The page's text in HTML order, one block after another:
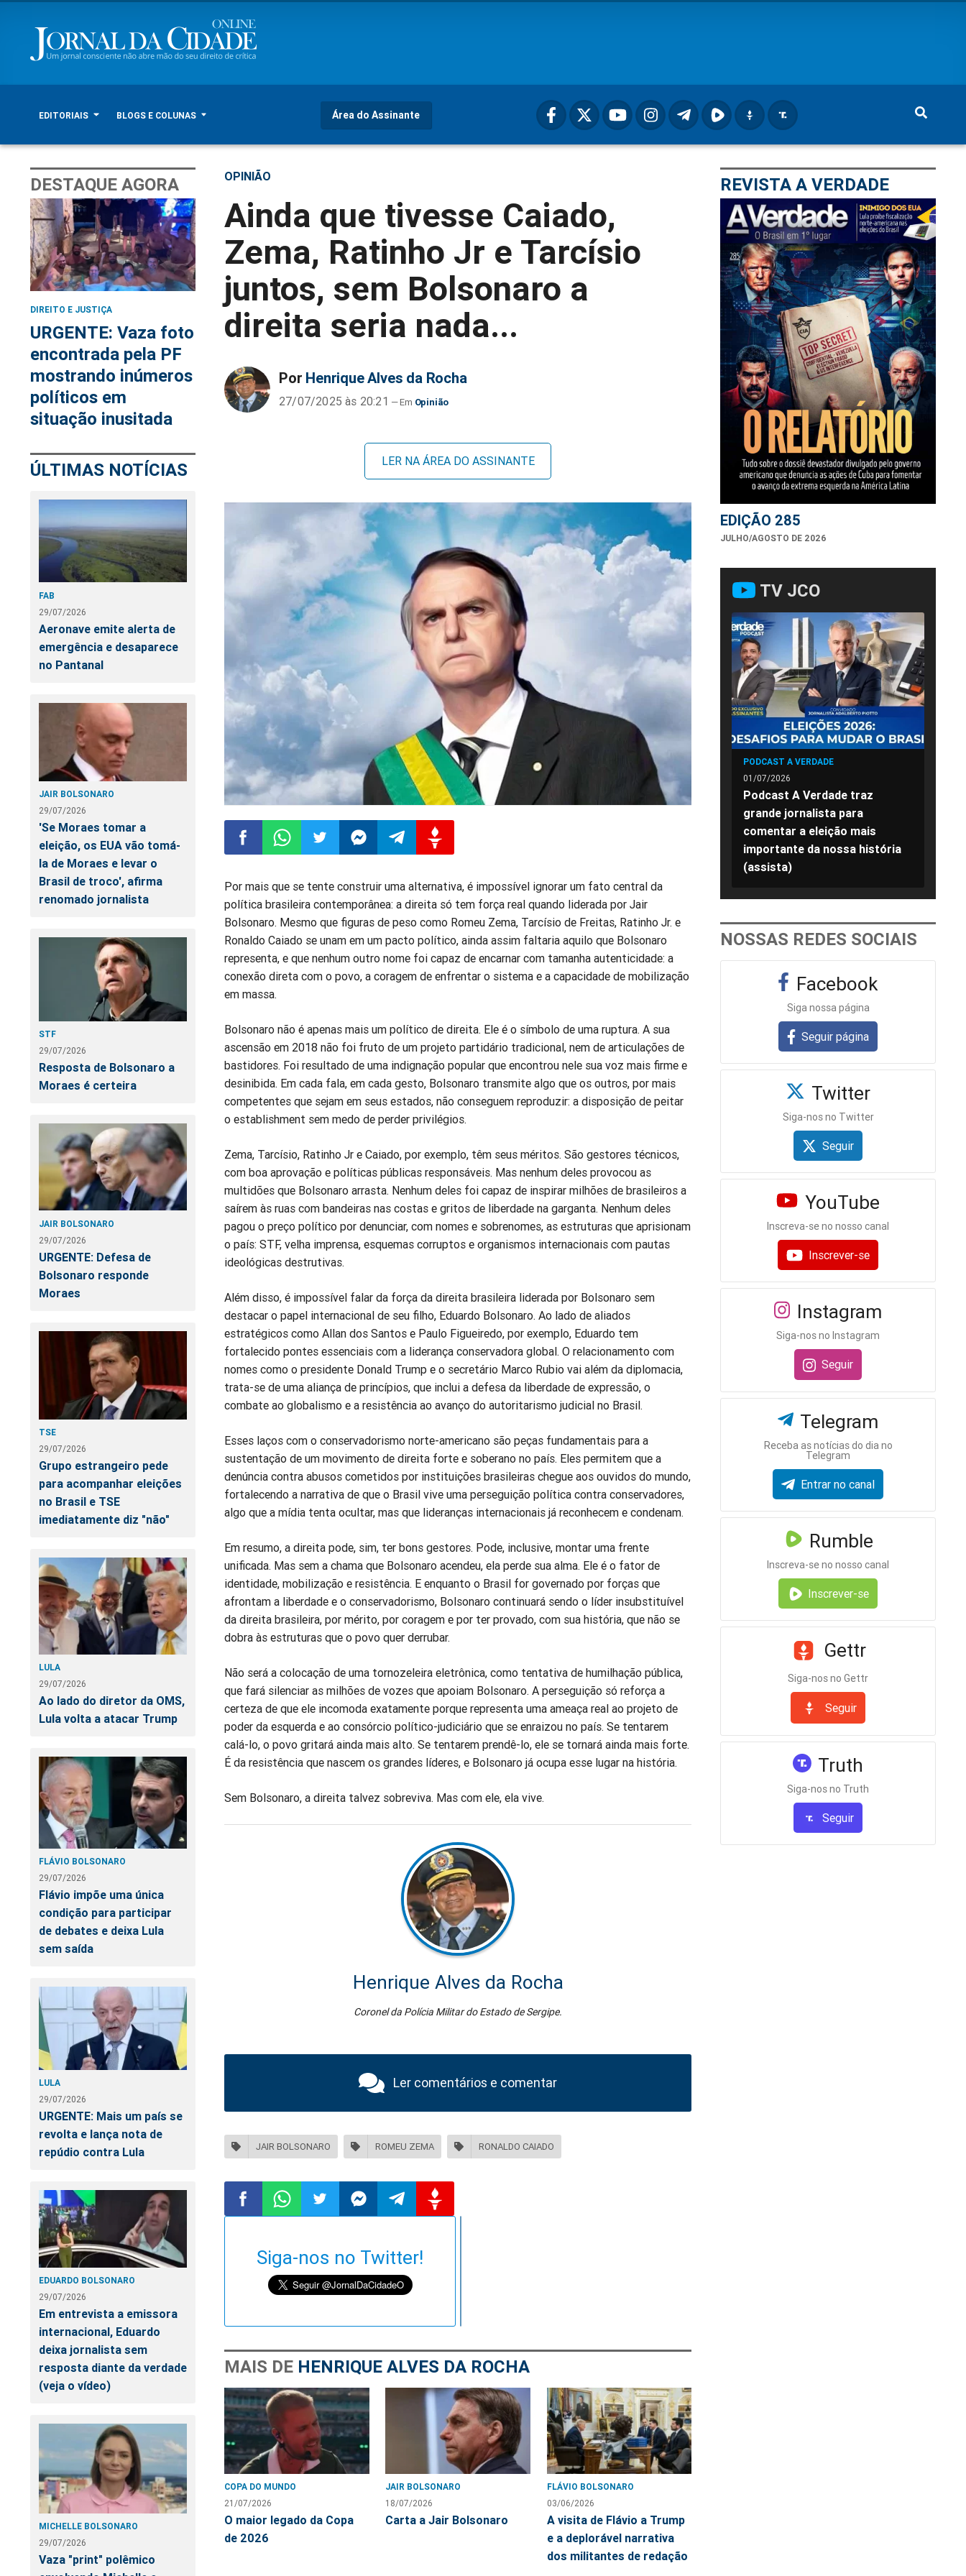
EDITORIAIS BLOGS E COLUNAS Área do Assinante
DESTAQUE AGORA
DIREITO E JUSTIÇA
URGENTE: Vaza foto
encontrada pela PF
mostrando inúmeros
políticos em
situação inusitada
ÚLTIMAS NOTÍCIAS
FAB
29/07/2026
Aeronave emite alerta de
emergência e desaparece
no Pantanal
JAIR BOLSONARO
29/07/2026
'Se Moraes tomar a
eleição, os EUA vão tomá-
la de Moraes e levar o
Brasil de troco', afirma
renomado jornalista
STF
29/07/2026
Resposta de Bolsonaro a
Moraes é certeira
JAIR BOLSONARO
29/07/2026
URGENTE: Defesa de
Bolsonaro responde
Moraes
TSE
29/07/2026
Grupo estrangeiro pede
para acompanhar eleições
no Brasil e TSE
imediatamente diz "não"
LULA
29/07/2026
Ao lado do diretor da OMS,
Lula volta a atacar Trump
FLÁVIO BOLSONARO
29/07/2026
Flávio impõe uma única
condição para participar
de debates e deixa Lula
sem saída
LULA
29/07/2026
URGENTE: Mais um país se
revolta e lança nota de
repúdio contra Lula
EDUARDO BOLSONARO
29/07/2026
Em entrevista a emissora
internacional, Eduardo
deixa jornalista sem
resposta diante da verdade
(veja o vídeo)
MICHELLE BOLSONARO
29/07/2026
Vaza "print" polêmico
OPINIÃO
Ainda que tivesse Caiado,
Zema, Ratinho Jr e Tarcísio
juntos, sem Bolsonaro a
direita seria nada...
Por Henrique Alves da Rocha
27/07/2025 às 20:21 Opinião
LER NA ÁREA DO ASSINANTE
no
Facebook
no
Whatsapp
no
Twitter
no
Messenger
no
Telegram
no
Gettr
Por mais que se tente construir uma alternativa, é impossível ignorar um fato central da
política brasileira contemporânea: a direita só tem força real quando liderada por Jair
Bolsonaro. Mesmo que figuras de peso como Romeu Zema, Tarcísio de Freitas, Ratinho Jr. e
Ronaldo Caiado se unam em um pacto político, ainda assim faltaria aquilo que Bolsonaro
representa, e que nenhum outro nome foi capaz de encarnar com tamanha autenticidade: a
conexão direta com o povo, a coragem de enfrentar o sistema e a capacidade de mobilização
em massa.
Bolsonaro não é apenas mais um político de direita. Ele é o símbolo de uma ruptura. A sua
ascensão em 2018 não foi fruto de um projeto partidário tradicional, nem de articulações de
bastidores. Foi resultado de uma indignação popular que encontrou nele sua voz mais firme e
desinibida. Em cada fala, em cada gesto, Bolsonaro transmite algo que os outros, por mais
competentes que sejam em seus estados, não conseguem reproduzir: a disposição de peitar
o establishment sem medo de perder privilégios.
Zema, Tarcísio, Ratinho Jr e Caiado, por exemplo, têm seus méritos. São gestores técnicos,
com boa aprovação e políticas públicas responsáveis. Mas nenhum deles provocou as
multidões que Bolsonaro arrasta. Nenhum deles foi capaz de inspirar milhões de brasileiros a
saírem às ruas com bandeiras nas costas e gritos de liberdade na garganta. Nenhum deles
pagou o preço político por denunciar, com nomes e sobrenomes, as estruturas que aprisionam
o país: STF, velha imprensa, esquemas corruptos e organismos internacionais com pautas
ideológicas destrutivas.
Além disso, é impossível falar da força da direita brasileira liderada por Bolsonaro sem
destacar o papel internacional de seu filho, Eduardo Bolsonaro. Ao lado de aliados
estratégicos como Allan dos Santos e Paulo Figueiredo, por exemplo, Eduardo tem
fortalecido pontes essenciais com a liderança conservadora global. O relacionamento com
nomes como o presidente Donald Trump e o secretário Marco Rubio vai além da diplomacia,
trata-se de uma aliança de princípios, que inclui a defesa da liberdade de expressão, o
combate ao globalismo e a resistência ao avanço do autoritarismo judicial no Brasil.
Esses laços com o conservadorismo norte-americano são peças fundamentais para a
sustentação de um movimento de direita forte e soberano no país. Eles permitem que a
denúncia contra abusos cometidos por instituições brasileiras chegue aos ouvidos do mundo,
fortalecendo a narrativa de que o Brasil vive uma perseguição política contra conservadores,
algo que a mídia tenta ocultar, mas que lideranças internacionais já reconhecem e condenam.
Em resumo, a direita pode, sim, ter bons gestores. Pode, inclusive, montar uma frente
unificada. Mas sem a chama que Bolsonaro acendeu, ela perde sua alma. Ele é o fator de
identidade, mobilização e resistência. E enquanto o Brasil for governado por forças que
afrontam a liberdade e o conservadorismo, Bolsonaro continuará sendo o líder insubstituível
da direita brasileira, por mérito, por coragem e por ter provado, com sua história, que não se
dobra às estruturas que o povo quer derrubar.
Não será a colocação de uma tornozeleira eletrônica, como tentativa de humilhação pública,
que fará silenciar as milhões de vozes que apoiam Bolsonaro. A perseguição só reforça a
certeza de que ele incomoda exatamente porque representa uma ameaça real ao projeto de
poder da esquerda e ao consórcio político-judiciário que se enraizou no país. Se tentarem
calá-lo, o povo gritará ainda mais alto. Se tentarem prendê-lo, ele se tornará ainda mais forte.
É da resistência que nascem os grandes líderes, e Bolsonaro já ocupa esse lugar na história.
Sem Bolsonaro, a direita talvez sobreviva. Mas com ele, ela vive.
Henrique Alves da Rocha
Coronel da Polícia Militar do Estado de Sergipe.
Ler comentários e comentar
JAIR BOLSONARO ROMEU ZEMA RONALDO CAIADO
no
no
no
no
Siga-nos no Twitter!
MAIS DE HENRIQUE ALVES DA ROCHA
COPA DO MUNDO
21/07/2026
O maior legado da Copa
de 2026
JAIR BOLSONARO
18/07/2026
Carta a Jair Bolsonaro
FLÁVIO BOLSONARO
03/06/2026
A visita de Flávio a Trump
e a deplorável narrativa
dos militantes de redação
REVISTA A VERDADE
EDIÇÃO 285
JULHO/AGOSTO DE 2026
TV JCO
PODCAST A VERDADE
01/07/2026
Podcast A Verdade traz
grande jornalista para
comentar a eleição mais
importante da nossa história
(assista)
NOSSAS REDES SOCIAIS
Facebook
Siga nossa página
Seguir página
Twitter
Siga-nos no Twitter
Seguir
YouTube
Inscreva-se no nosso canal
Inscrever-se
Instagram
Siga-nos no Instagram
Seguir
Telegram
Receba as notícias do dia no
Telegram
Entrar no canal
Rumble
Inscreva-se no nosso canal
Inscrever-se
Gettr
Siga-nos no Gettr
Seguir
Truth
Siga-nos no Truth
Seguir